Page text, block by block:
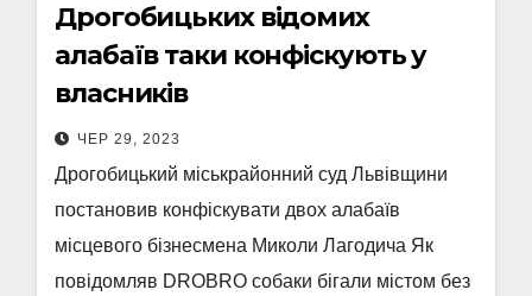
Дрогобицьких відомих
алабаїв таки конфіскують у
власників
ЧЕР 29, 2023
Дрогобицький міськрайонний суд Львівщини
постановив конфіскувати двох алабаїв
місцевого бізнесмена Миколи Лагодича Як
повідомляв DROBRO собаки бігали містом без